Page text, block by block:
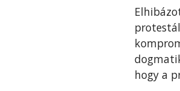
hogy a